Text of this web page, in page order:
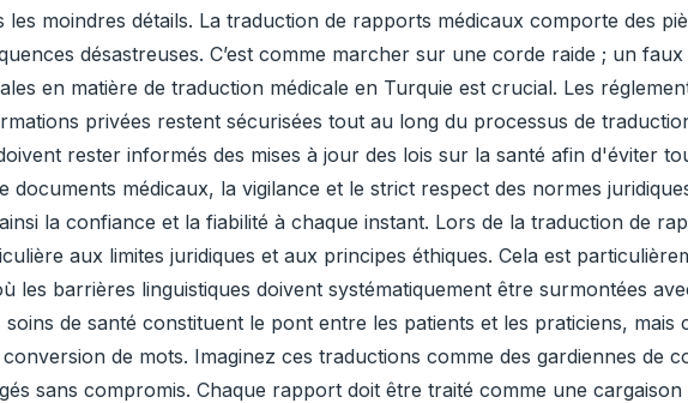
moindres détails. La traduction de rapports médicaux comporte des
désastreuses. C’est comme marcher sur une corde raide ; un
en matière de traduction médicale en Turquie est crucial. Les
privées restent sécurisées tout au long du processus de
rester informés des mises à jour des lois sur la santé afin d'éviter
médicaux, la vigilance et le strict respect des normes
la confiance et la fiabilité à chaque instant. Lors de la traduction de
aux limites juridiques et aux principes éthiques. Cela est
les barrières linguistiques doivent systématiquement être surmontées
de santé constituent le pont entre les patients et les praticiens, mais
de mots. Imaginez ces traductions comme des gardiennes de
sans compromis. Chaque rapport doit être traité comme une